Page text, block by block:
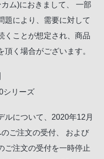
ム)におきまして、 一部
題により、需要に対して
くことが想定され、商品
く場合がございます。
シリーズ
ルについて、2020年12月
ご注文の受付、 および
ご注文の受付を一時停止